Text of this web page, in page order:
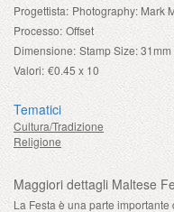
Progettista: Photography: Mark
Processo: Offset
Dimensione: Stamp Size:
Valori: €0.45 x 10
Tematici
Cultura/Tradizione
Religione
Maggiori dettagli Maltese
La Festa è una parte